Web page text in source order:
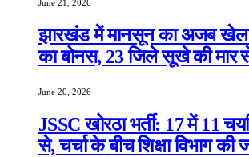
June 21, 2026
झारखंड में मानसून का अजब खेल:
का बोनस, 23 जिले सूखे की मार
June 20, 2026
JSSC खोरठा भर्ती: 17 में 11
से, चर्चा के बीच शिक्षा विभाग की